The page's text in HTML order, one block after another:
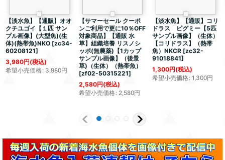
【淡水魚】【通販】オオ
クチユゴイ【１匹 サン
プル画像】(大型魚)(生
体)(熱帯魚)NKO [zc34-
60208121]
3,980円(税込)
希望小売価格: 3,980円
【サマーセール クーポ
ンご利用で更に10％OFF
対象商品】【通販 水
草】組織培養 リスノシ
ッポ(無農薬)【1カップ
サンプル画像】（後景
草)（生体）（熱帯魚）
[zf02-50315221]
2,580円(税込)
希望小売価格: 2,580円
【淡水魚】【通販】コリ
ドラス ピグミー【5匹
サンプル画像】（生体）
【コリドラス】（熱帯
魚）NKCR [zc32-
91018841]
1,300円(税込)
希望小売価格: 1,300円